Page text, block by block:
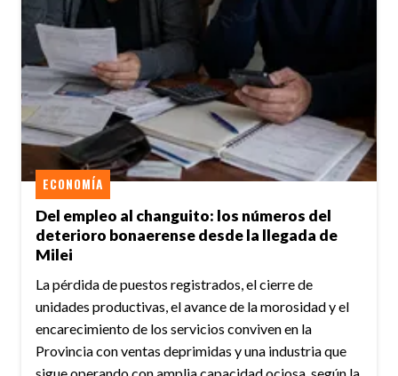
Del empleo al changuito: los números del
deterioro bonaerense desde la llegada de
Milei
ECONOMÍA
La pérdida de puestos registrados, el cierre de
unidades productivas, el avance de la morosidad y el
encarecimiento de los servicios conviven en la
Provincia con ventas deprimidas y una industria que